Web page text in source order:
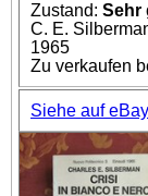
Zustand: Sehr
C. E.
1965
Zu verkaufen
Siehe auf eBay